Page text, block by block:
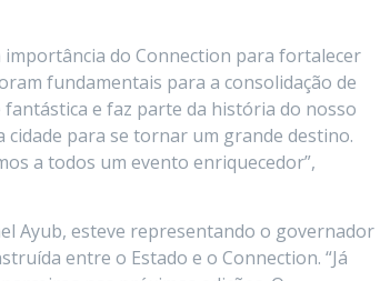
do Connection para fortalecer
fundamentais para a consolidação de
e faz parte da história do nosso
cidade para se tornar um grande destino.
a todos um evento enriquecedor”,
Ayub, esteve representando o governador
entre o Estado e o Connection. “Já